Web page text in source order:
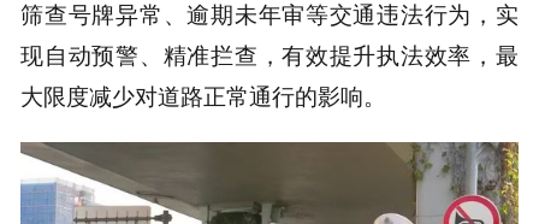
筛查号牌异常、逾期未年审等交通违法行为，实
现自动预警、精准拦查，有效提升执法效率，最
大限度减少对道路正常通行的影响。